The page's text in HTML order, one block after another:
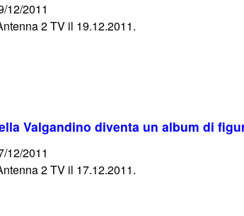
12/2011
2 TV il 19.12.2011.
Valgandino diventa un album di
12/2011
2 TV il 17.12.2011.